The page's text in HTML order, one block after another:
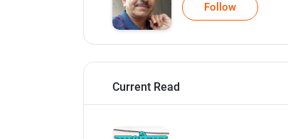
Follow
Current Read